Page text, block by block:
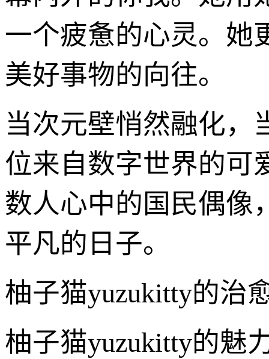
一个疲惫的心灵。她
美好事物的向往。
当次元壁悄然融化，
位来自数字世界的可
数人心中的国民偶像
平凡的日子。
柚子猫yuzukitty的治
柚子猫yuzukitty的魅